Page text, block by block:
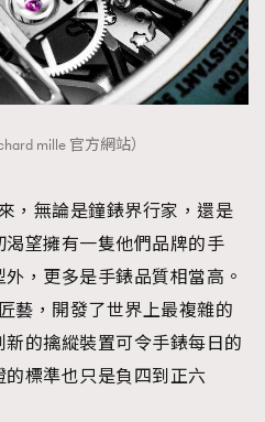
mille 官方網站）
，無論是鐘錶界行家，還是
望擁有一隻他們品牌的手
，更多是手錶品質相當高。
藝，開發了世界上最複雜的
的擒縱裝置可令手錶每日的
標準也只是負四到正六